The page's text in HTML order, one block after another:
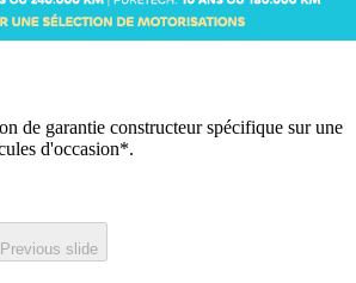
de garantie constructeur spécifique sur une
d'occasion*.
Previous slide